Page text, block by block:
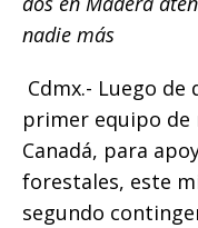
k
nadie más
Cdmx.- Luego de
primer equipo de
Canadá, para
forestales, este
segundo